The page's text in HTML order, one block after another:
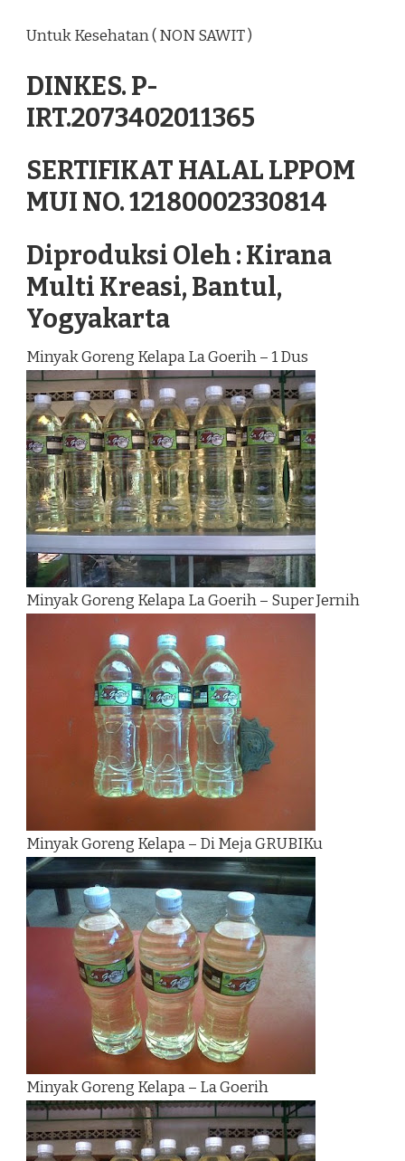
Untuk Kesehatan ( NON SAWIT )
DINKES. P-
IRT.2073402011365
SERTIFIKAT HALAL LPPOM
MUI NO. 12180002330814
Diproduksi Oleh : Kirana
Multi Kreasi, Bantul,
Yogyakarta
Minyak Goreng Kelapa La Goerih – 1 Dus
Minyak Goreng Kelapa La Goerih – Super Jernih
Minyak Goreng Kelapa – Di Meja GRUBIKu
Minyak Goreng Kelapa – La Goerih